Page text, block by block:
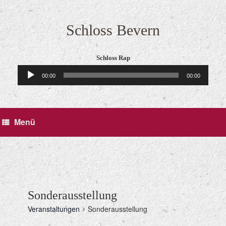
Zum
Inhalt
springen
Schloss Bevern
Schloss Rap
Player
00:00 00:00
Menü
Sonderausstellung
Veranstaltungen Sonderausstellung